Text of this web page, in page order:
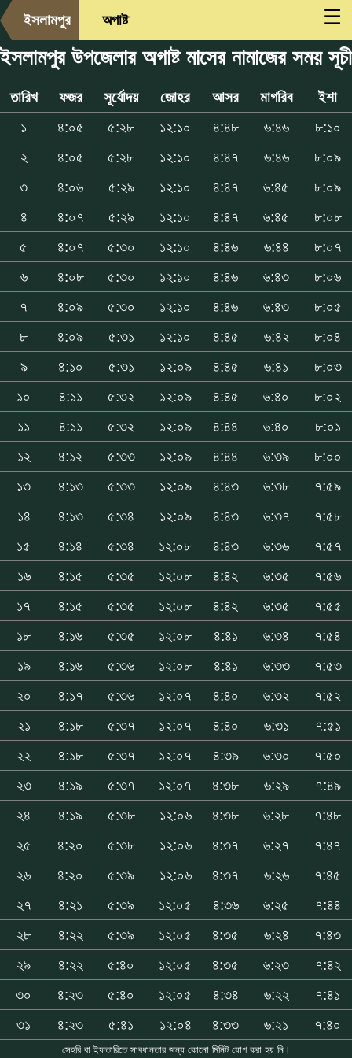
☰
ইসলামপুর অগাষ্ট
ইসলামপুর উপজেলার অগাষ্ট মাসের নামাজের সময় সূচী
তারিখ ফজর সূর্যোদয় জোহর আসর মাগরিব
ইশা
১
৪:০৫ ৫:২৮ ১২:১০ ৪:৪৮ ৬:৪৬
৮:১০
২
৪:০৫ ৫:২৮ ১২:১০ ৪:৪৭ ৬:৪৬
৮:০৯
৩
৪:০৬ ৫:২৯ ১২:১০ ৪:৪৭ ৬:৪৫
৮:০৯
৪
৪:০৭ ৫:২৯ ১২:১০ ৪:৪৭ ৬:৪৫
৮:০৮
৫
৪:০৭ ৫:৩০ ১২:১০ ৪:৪৬ ৬:৪৪
৮:০৭
৬
৪:০৮ ৫:৩০ ১২:১০ ৪:৪৬ ৬:৪৩
৮:০৬
৭
৪:০৯ ৫:৩০ ১২:১০ ৪:৪৬ ৬:৪৩
৮:০৫
৮
৪:০৯ ৫:৩১ ১২:১০ ৪:৪৫ ৬:৪২
৮:০৪
৯
৪:১০ ৫:৩১ ১২:০৯ ৪:৪৫ ৬:৪১
৮:০৩
১০
৪:১১ ৫:৩২ ১২:০৯ ৪:৪৫ ৬:৪০
৮:০২
১১
৪:১১ ৫:৩২ ১২:০৯ ৪:৪৪ ৬:৪০
৮:০১
১২
৪:১২ ৫:৩৩ ১২:০৯ ৪:৪৪ ৬:৩৯
৮:০০
১৩
৪:১৩ ৫:৩৩ ১২:০৯ ৪:৪৩ ৬:৩৮
৭:৫৯
১৪
৪:১৩ ৫:৩৪ ১২:০৯ ৪:৪৩ ৬:৩৭
৭:৫৮
১৫
৪:১৪ ৫:৩৪ ১২:০৮ ৪:৪৩ ৬:৩৬
৭:৫৭
১৬
৪:১৫ ৫:৩৫ ১২:০৮ ৪:৪২ ৬:৩৫
৭:৫৬
১৭
৪:১৫ ৫:৩৫ ১২:০৮ ৪:৪২ ৬:৩৫
৭:৫৫
১৮
৪:১৬ ৫:৩৫ ১২:০৮ ৪:৪১ ৬:৩৪
৭:৫৪
১৯
৪:১৬ ৫:৩৬ ১২:০৮ ৪:৪১ ৬:৩৩
৭:৫৩
২০
৪:১৭ ৫:৩৬ ১২:০৭ ৪:৪০ ৬:৩২
৭:৫২
২১
৪:১৮ ৫:৩৭ ১২:০৭ ৪:৪০ ৬:৩১
৭:৫১
২২
৪:১৮ ৫:৩৭ ১২:০৭ ৪:৩৯ ৬:৩০
৭:৫০
২৩
৪:১৯ ৫:৩৭ ১২:০৭ ৪:৩৮ ৬:২৯
৭:৪৯
২৪
৪:১৯ ৫:৩৮ ১২:০৬ ৪:৩৮ ৬:২৮
৭:৪৮
২৫
৪:২০ ৫:৩৮ ১২:০৬ ৪:৩৭ ৬:২৭
৭:৪৭
২৬
৪:২০ ৫:৩৯ ১২:০৬ ৪:৩৭ ৬:২৬
৭:৪৫
২৭
৪:২১ ৫:৩৯ ১২:০৫ ৪:৩৬ ৬:২৫
৭:৪৪
২৮
৪:২২ ৫:৩৯ ১২:০৫ ৪:৩৫ ৬:২৪
৭:৪৩
২৯
৪:২২ ৫:৪০ ১২:০৫ ৪:৩৫ ৬:২৩
৭:৪২
৩০
৪:২৩ ৫:৪০ ১২:০৫ ৪:৩৪ ৬:২২
৭:৪১
৩১
৪:২৩ ৫:৪১ ১২:০৪ ৪:৩৩ ৬:২১ ৭:৪০
সেহরি বা ইফতারিতে সাবধানতার জন্য কোনো মিনিট যোগ করা হয় নি।